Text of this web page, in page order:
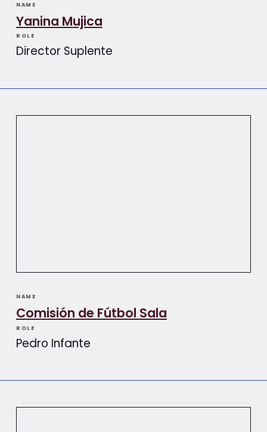
NAME
Yanina Mujica
ROLE
Director Suplente
NAME
Comisión de Fútbol Sala
ROLE
Pedro Infante